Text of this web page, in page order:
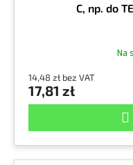
C, np. do
Na
14,48 zł bez VAT
17,81 zł